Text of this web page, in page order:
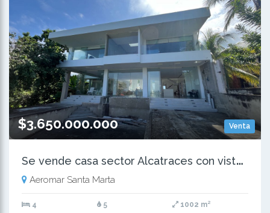
Venta
$3.650.000.000
S
e vende casa sector Alcatraces con vista y salida al mar, Sta Marta
Aeromar Santa Marta
4 5 1002 m²